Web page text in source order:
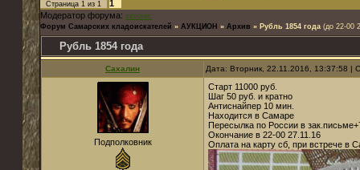
Страница 1 из 1
1
Модератор форума: skvorec
Форум Самарских кладоискателей » АУКЦИОН » Архив » Рубль 1854 года (до 22-00
Рубль 1854 года
Сахалин Дата: Вторник, 22.11.2016, 13:37:58 |
Подполковник
Старт 11000 руб.
Шаг 50 руб. и кратно
Антиснайпер 10 мин.
Находится в Самаре
Пересылка по России в
Окончание в 22-00 27.11.16
Оплата на карту сб, при встрече в